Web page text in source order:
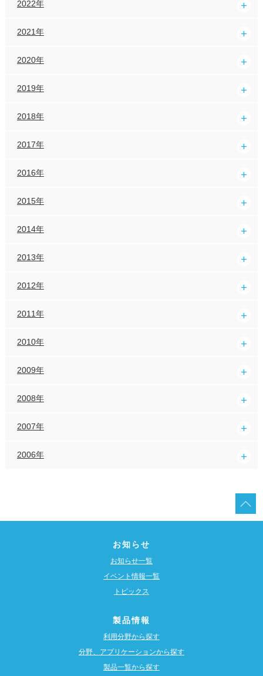
2022年
2021年
2020年
2019年
2018年
2017年
2016年
2015年
2014年
2013年
2012年
2011年
2010年
2009年
2008年
2007年
2006年
お知らせ
お知らせ一覧
イベント情報一覧
トピックス
製品情報
利用分野から探す
分野、アプリケーションから探す
製品一覧から探す